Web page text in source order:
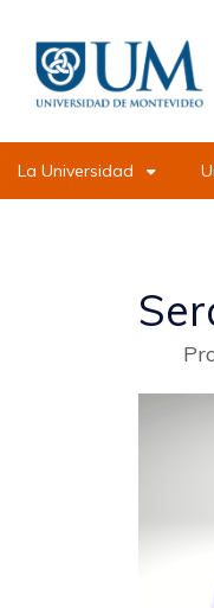
contenido
principal
La Universidad